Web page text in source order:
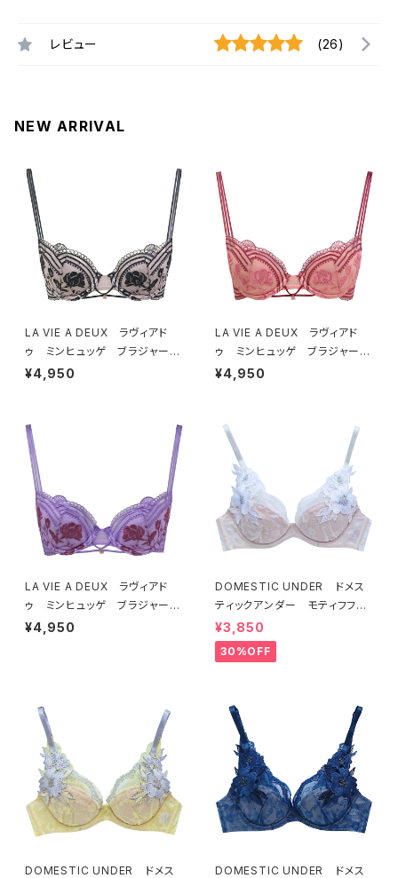
レビュー (26)
NEW ARRIVAL
LA VIE A DEUX ラヴィアド
ゥ ミンヒュッゲ ブラジャー
（ブラック）BRA BLACK 2249
¥4,950
LA VIE A DEUX ラヴィアド
ゥ ミンヒュッゲ ブラジャー
（ヒュッゲオレンジ）BRA HYGG
¥4,950
LA VIE A DEUX ラヴィアド
ゥ ミンヒュッゲ ブラジャー
（ライラック）BRA LILAC 2249
¥4,950
DOMESTIC UNDER ドメス
ティックアンダー モティフフル
ール ブラジャー（オフホワイ
ト）D2255
¥3,850
30%OFF
DOMESTIC UNDER ドメス
DOMESTIC UNDER ドメス